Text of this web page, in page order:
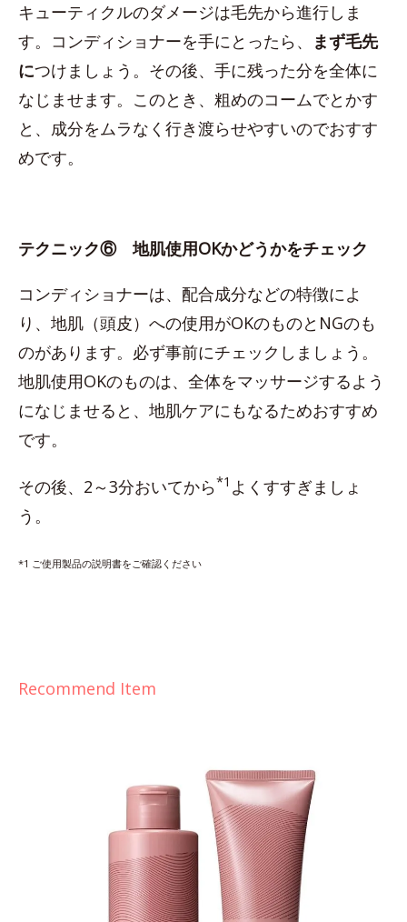
キューティクルのダメージは毛先から進行しま
す。コンディショナーを手にとったら、
まず毛先
につけましょう。その後、手に残った分を全体に
なじませます。このとき、粗めのコームでとかす
と、成分をムラなく行き渡らせやすいのでおすす
めです。
テクニック⑥ 地肌使用OKかどうかをチェック
コンディショナーは、配合成分などの特徴によ
り、地肌（頭皮）への使用がOKのものとNGのも
のがあります。必ず事前にチェックしましょう。
地肌使用OKのものは、全体をマッサージするよう
になじませると、地肌ケアにもなるためおすすめ
です。
その後、2～3分おいてから*1 よくすすぎましょ
う。
*1 ご使用製品の説明書をご確認ください
Recommend Item